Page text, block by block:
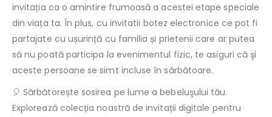
invitația ca o amintire frumoasă a acestei etape speciale
din viața ta. În plus, cu invitatii botez electronice ce pot fi
partajate cu ușurință cu familia și prietenii care ar putea
să nu poată participa la evenimentul fizic, te asiguri că şi
aceste persoane se simt incluse în sărbătoare.
🎈 Sărbătorește sosirea pe lume a bebeluşului tău.
Explorează colecția noastră de invitații digitale pentru